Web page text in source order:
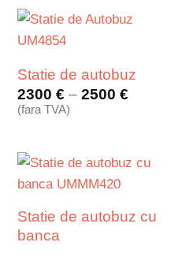
Statie de autobuz
2300 € – 2500 €Interval
la
(fara TVA)
Statie de autobuz cu
banca